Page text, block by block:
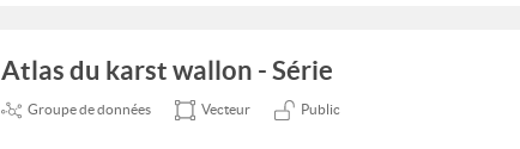
Atlas du karst wallon - Série
Groupe de données Vecteur Public